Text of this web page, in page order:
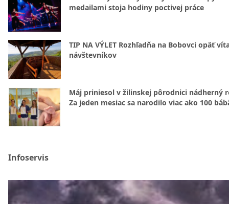
medailami stoja hodiny poctivej práce
TIP NA VÝLET Rozhľadňa na Bobovci opäť
návštevníkov
Máj priniesol v žilinskej pôrodnici nádherný
Za jeden mesiac sa narodilo viac ako 100
Infoservis